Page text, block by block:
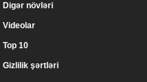
Digər növləri
Videolar
Top 10
Gizlilik şərtləri